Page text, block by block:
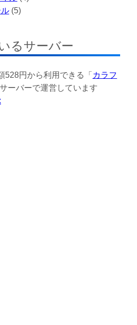
(5)
るサーバー
528円から利用できる「 カラフ
サーバーで運営しています